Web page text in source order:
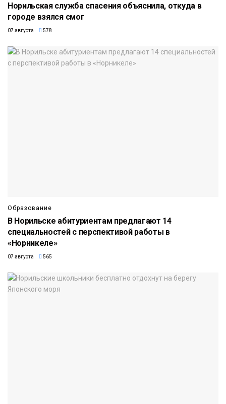
Норильская служба спасения объяснила, откуда в
городе взялся смог
07 августа 578
Образование
В Норильске абитуриентам предлагают 14
специальностей с перспективой работы в
«Норникеле»
07 августа 565